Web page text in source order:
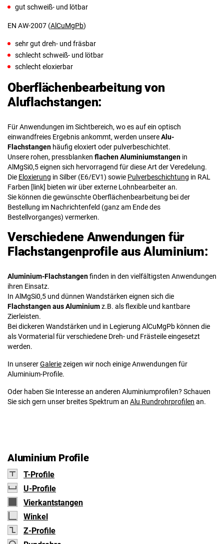
gut schweiß- und lötbar
EN AW-2007 (AlCuMgPb)
sehr gut dreh- und fräsbar
schlecht schweiß- und lötbar
schlecht eloxierbar
Oberflächenbearbeitung von
Aluflachstangen:
Für Anwendungen im Sichtbereich, wo es auf ein optisch
einwandfreies Ergebnis ankommt, werden unsereAlu-
Flachstangen häufig eloxiert oder pulverbeschichtet.
Unsere rohen, pressblanken flachen Aluminiumstangen in
AlMgSi0,5 eignen sich hervorragend für diese Art der Veredelung.
Die Eloxierung in Silber (E6/EV1) sowie Pulverbeschichtung in RAL
Farben [link] bieten wir über externe Lohnbearbeiter an.
Sie können die gewünschte Oberflächenbearbeitung bei der
Bestellung im Nachrichtenfeld (ganz am Ende des
Bestellvorganges) vermerken.
Verschiedene Anwendungen für
Flachstangenprofile aus Aluminium:
Aluminium-Flachstangenfinden in den vielfältigsten Anwendungen
ihren Einsatz.
In AlMgSi0,5 und dünnen Wandstärken eignen sich die
Flachstangen aus Aluminiumz.B. als flexible und kantbare
Zierleisten.
Bei dickeren Wandstärken und in Legierung AlCuMgPb können die
als Vormaterial für verschiedene Dreh- und Frästeile eingesetzt
werden.
In unsererGaleriezeigen wir noch einige Anwendungen für
Aluminium-Profile.
Oder haben Sie Interesse an anderen Aluminiumprofilen? Schauen
Sie sich gern unser breites Spektrum an Alu Rundrohrprofilen an.
Aluminium Profile
T-Profile
U-Profile
Vierkantstangen
Winkel
Z-Profile